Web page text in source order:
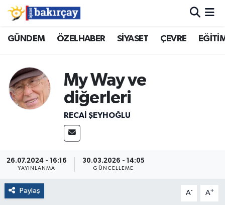
GÜNDEM ÖZELHABER SİYASET ÇEVRE
My Way ve
diğerleri
RECAI ŞEYHOĞLU
26.07.2024 - 16:16
YAYINLANMA
30.03.2026 - 14:05
GÜNCELLEME
Paylaş A- A+
İzmir Nöbetçi Eczaneler
İzmir Namaz Vakitleri
İzmir Trafik Yoğunluk Haritası
Süper Lig Puan Durumu ve Fikstür
Tüm Manşetler
Son Dakika Haberleri